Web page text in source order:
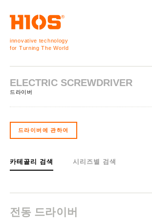
innovative technology
for Turning The World
ELECTRIC SCREWDRIVER
드라이버
드라이버에 관하여
카테골리 검색 시리즈별 검색
전동 드라이버